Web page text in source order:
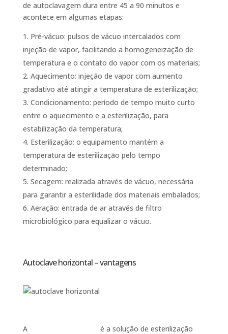
de autoclavagem dura entre 45 a 90 minutos e
acontece em algumas etapas:
Pré-vácuo: pulsos de vácuo intercalados com
injeção de vapor, facilitando a homogeneização de
temperatura e o contato do vapor com os materiais;
Aquecimento: injeção de vapor com aumento
gradativo até atingir a temperatura de esterilização;
Condicionamento: período de tempo muito curto
entre o aquecimento e a esterilização, para
estabilização da temperatura;
Esterilização: o equipamento mantém a
temperatura de esterilização pelo tempo
determinado;
Secagem: realizada através de vácuo, necessária
para garantir a esterilidade dos materiais embalados;
Aeração: entrada de ar através de filtro
microbiológico para equalizar o vácuo.
Autoclave horizontal – vantagens
A
é a solução de esterilização